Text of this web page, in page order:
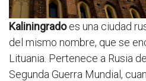
Kaliningradoes una ciudad
del mismo nombre, que se
Lituania. Pertenece a Rusia
Segunda Guerra Mundial,